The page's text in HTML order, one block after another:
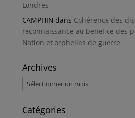
Londres
CAMPHIN dans Cohérence des
reconnaissance au bénéfice des
Nation et orphelins de guerre
Archives
Archives
Catégories